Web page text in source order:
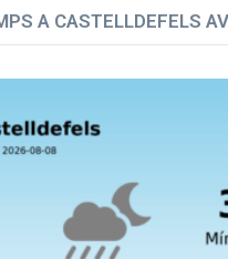
A CASTELLDEFELS